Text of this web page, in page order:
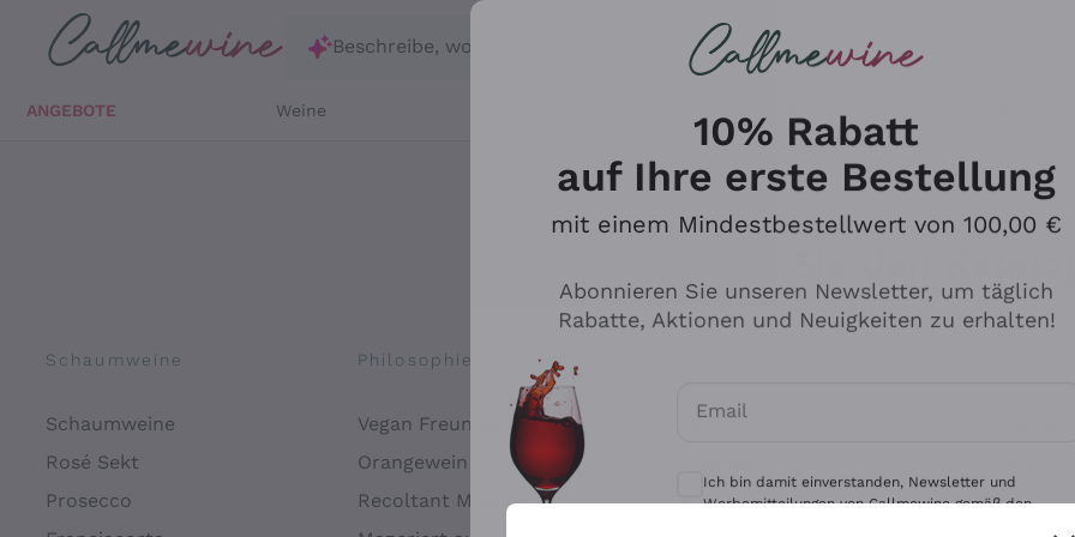
Zum Hauptinhalt springen
Beschreibe, wonach du suchst
ANGEBOTE Weine
Schaumweine
Schaumweine
Rosé Sekt
Prosecco
Philosophien
Vegan Freundlich
Orangewein
Recoltant Manipulant
Antinori
Ca' del Bosco
Gavi
10% Rabatt
auf Ihre erste Bestellung
mit einem Mindestbestellwert von 100,00 €
Abonnieren Sie unseren Newsletter, um täglich
Rabatte, Aktionen und Neuigkeiten zu erhalten!
Email
Optionale Einwilligungen zum Erhalt von
Ich bin damit einverstanden, Newsletter und
Werbemitteilungen von Callmewine gemäß den -